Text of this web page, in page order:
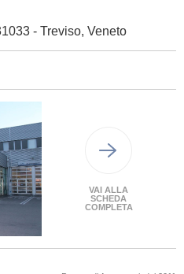
- Treviso, Veneto
VAI ALLA
SCHEDA
COMPLETA